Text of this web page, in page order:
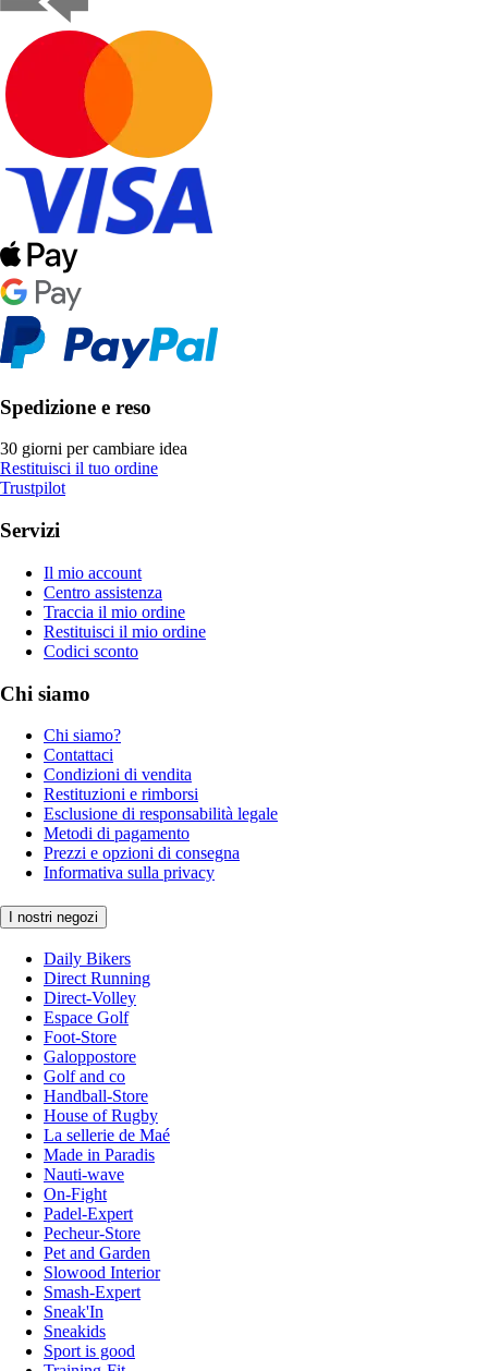
Spedizione e reso
30 giorni per cambiare idea
Restituisci il tuo ordine
Trustpilot
Servizi
Il mio account
Centro assistenza
Traccia il mio ordine
Restituisci il mio ordine
Codici sconto
Chi siamo
Chi siamo?
Contattaci
Condizioni di vendita
Restituzioni e rimborsi
Esclusione di responsabilità legale
Metodi di pagamento
Prezzi e opzioni di consegna
Informativa sulla privacy
I nostri negozi
Daily Bikers
Direct Running
Direct-Volley
Espace Golf
Foot-Store
Galoppostore
Golf and co
Handball-Store
House of Rugby
La sellerie de Maé
Made in Paradis
Nauti-wave
On-Fight
Padel-Expert
Pecheur-Store
Pet and Garden
Slowood Interior
Smash-Expert
Sneak'In
Sneakids
Sport is good